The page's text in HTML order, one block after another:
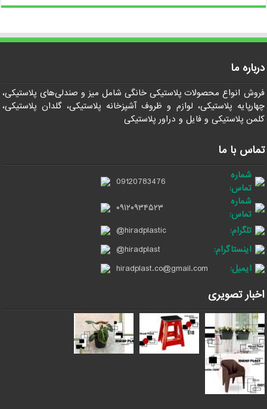
درباره ما
فروش انواع محصولات پلاستیکی خانگی شامل میز و صندلی‌های پلاستیکی،
چهارپایه پلاستیکی، لوازم و ظروف آشپزخانه پلاستیکی، گلدان پلاستیکی،
کلمن پلاستیکی و فایل و دراور پلاستیکی
تماس با ما
شماره
تماس:
09120783476
شماره
تماس:
۰۹۱۲۰۹۳۴۵۲۳
تلگرام:
@hiradplastic
اینستاگرام:
@hiradplast
ایمیل:
hiradplast.co@gmail.com
اخبار تصویری